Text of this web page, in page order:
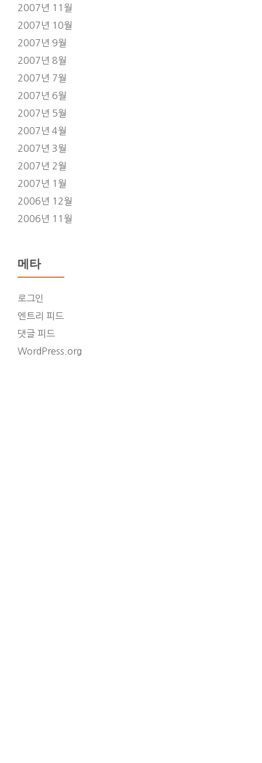
2007년 11월
2007년 10월
2007년 9월
2007년 8월
2007년 7월
2007년 6월
2007년 5월
2007년 4월
2007년 3월
2007년 2월
2007년 1월
2006년 12월
2006년 11월
메타
로그인
엔트리 피드
댓글 피드
WordPress.org